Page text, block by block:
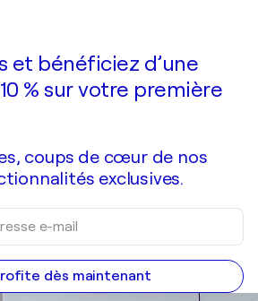
et bénéficiez d’une
% sur votre première
coups de cœur de nos
exclusives.
dès maintenant